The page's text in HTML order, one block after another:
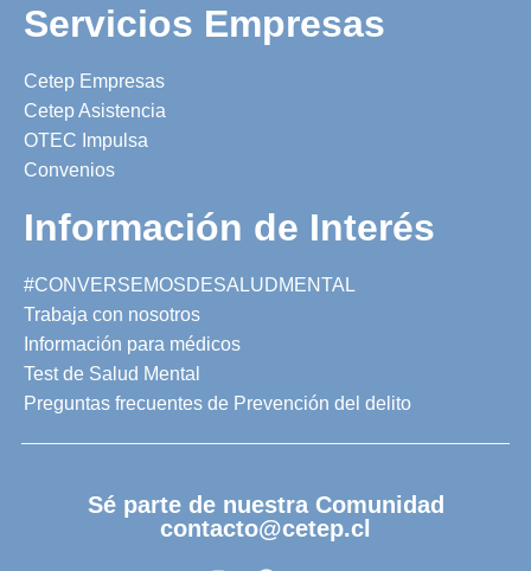
Servicios Empresas
Cetep Empresas
Cetep Asistencia
OTEC Impulsa
Convenios
Información de Interés
#CONVERSEMOSDESALUDMENTAL
Trabaja con nosotros
Información para médicos
Test de Salud Mental
Preguntas frecuentes de Prevención del delito
Sé parte de nuestra Comunidad
contacto@cetep.cl